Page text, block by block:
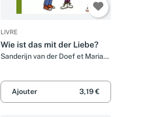
LIVRE
Wie ist das mit der Liebe?
Sanderijn van der Doef et Marian
Ajouter 3,19 €